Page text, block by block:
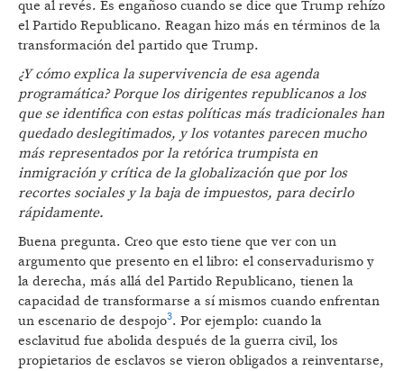
que al revés. Es engañoso cuando se dice que Trump rehízo
el Partido Republicano. Reagan hizo más en términos de la
transformación del partido que Trump.
¿Y cómo explica la supervivencia de esa agenda
programática? Porque los dirigentes republicanos a los
que se identifica con estas políticas más tradicionales han
quedado deslegitimados, y los votantes parecen mucho
más representados por la retórica trumpista en
inmigración y crítica de la globalización que por los
recortes sociales y la baja de impuestos, para decirlo
rápidamente.
Buena pregunta. Creo que esto tiene que ver con un
argumento que presento en el libro: el conservadurismo y
la derecha, más allá del Partido Republicano, tienen la
capacidad de transformarse a sí mismos cuando enfrentan
un escenario de despojo3. Por ejemplo: cuando la
esclavitud fue abolida después de la guerra civil, los
propietarios de esclavos se vieron obligados a reinventarse,